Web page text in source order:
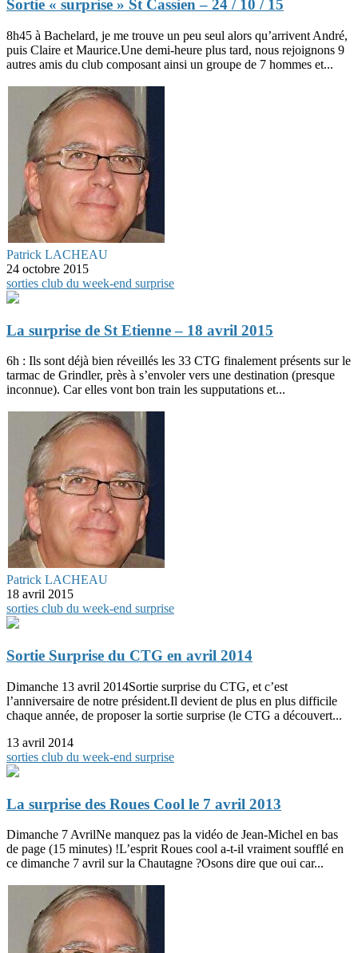
Sortie « surprise » St Cassien – 24 / 10 / 15
8h45 à Bachelard, je me trouve un peu seul alors qu’arrivent André,
puis Claire et Maurice.Une demi-heure plus tard, nous rejoignons 9
autres amis du club composant ainsi un groupe de 7 hommes et...
Patrick LACHEAU
24 octobre 2015
sorties club du week-end surprise
La surprise de St Etienne – 18 avril 2015
6h : Ils sont déjà bien réveillés les 33 CTG finalement présents sur le
tarmac de Grindler, près à s’envoler vers une destination (presque
inconnue). Car elles vont bon train les supputations et...
Patrick LACHEAU
18 avril 2015
sorties club du week-end surprise
Sortie Surprise du CTG en avril 2014
Dimanche 13 avril 2014Sortie surprise du CTG, et c’est
l’anniversaire de notre président.Il devient de plus en plus difficile
chaque année, de proposer la sortie surprise (le CTG a découvert...
13 avril 2014
sorties club du week-end surprise
La surprise des Roues Cool le 7 avril 2013
Dimanche 7 AvrilNe manquez pas la vidéo de Jean-Michel en bas
de page (15 minutes) !L’esprit Roues cool a-t-il vraiment soufflé en
ce dimanche 7 avril sur la Chautagne ?Osons dire que oui car...